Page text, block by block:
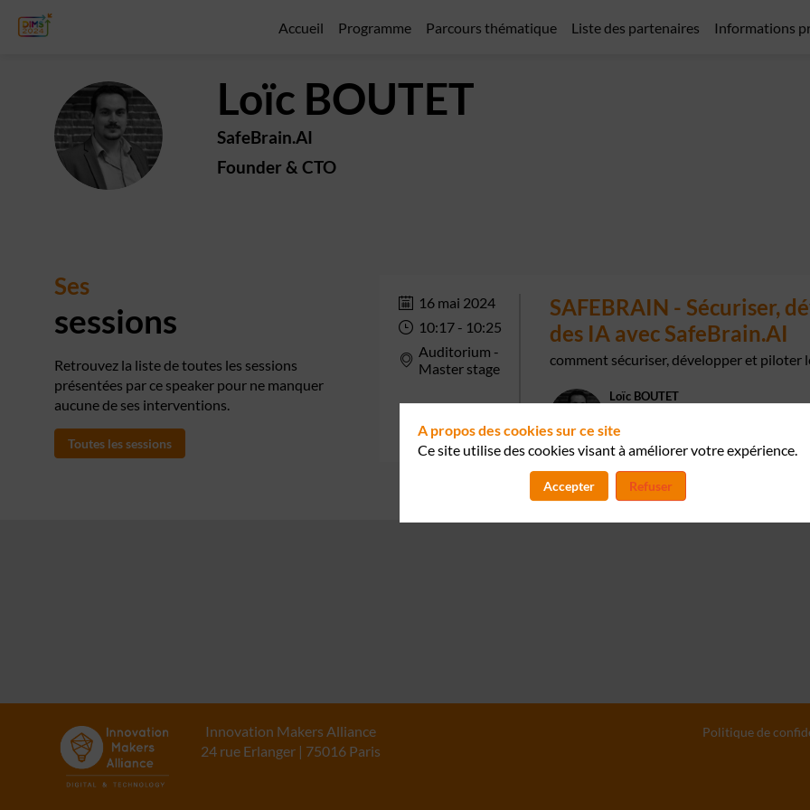
Accueil Programme Parcours thématique Liste des partenaires Informations
LB
Loïc BOUTET
SafeBrain.AI
Founder & CTO
Ses
sessions
Retrouvez la liste de toutes les sessions
présentées par ce speaker pour ne manquer
aucune de ses interventions.
Toutes les sessions
16 mai 2024
10:17 - 10:25
Auditorium -
Master stage
SAFEBRAIN - Sécuriser,
des IA avec SafeBrain.AI
LB
Loïc BOUTET
Founder & CTO
Innovation Makers Alliance
24 rue Erlanger | 75016 Paris
Politique de
A propos des cookies sur ce site
Ce site utilise des cookies visant à améliorer votre expérience.
Accepter Refuser